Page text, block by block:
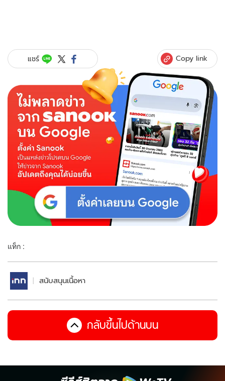
แชร์ Copy link
แท็ก :
สนับสนุนเนื้อหา
กลับขึ้นไปด้านบน